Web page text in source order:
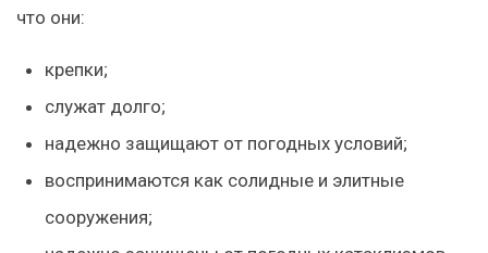
что они:
крепки;
служат долго;
надежно защищают от погодных условий;
воспринимаются как солидные и элитные
сооружения;